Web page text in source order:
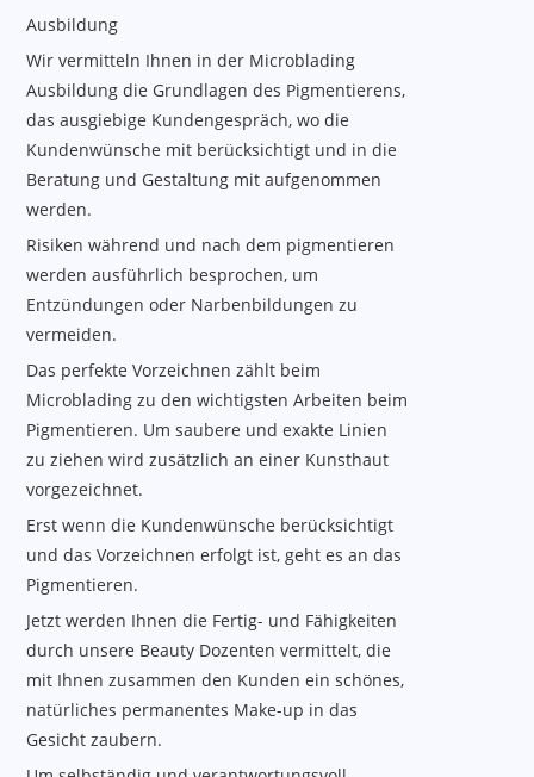
Ausbildung
Wir vermitteln Ihnen in der Microblading
Ausbildung die Grundlagen des Pigmentierens,
das ausgiebige Kundengespräch, wo die
Kundenwünsche mit berücksichtigt und in die
Beratung und Gestaltung mit aufgenommen
werden.
Risiken während und nach dem pigmentieren
werden ausführlich besprochen, um
Entzündungen oder Narbenbildungen zu
vermeiden.
Das perfekte Vorzeichnen zählt beim
Microblading zu den wichtigsten Arbeiten beim
Pigmentieren. Um saubere und exakte Linien
zu ziehen wird zusätzlich an einer Kunsthaut
vorgezeichnet.
Erst wenn die Kundenwünsche berücksichtigt
und das Vorzeichnen erfolgt ist, geht es an das
Pigmentieren.
Jetzt werden Ihnen die Fertig- und Fähigkeiten
durch unsere Beauty Dozenten vermittelt, die
mit Ihnen zusammen den Kunden ein schönes,
natürliches permanentes Make-up in das
Gesicht zaubern.